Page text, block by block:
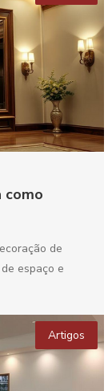
como
de
espaço e
Artigos